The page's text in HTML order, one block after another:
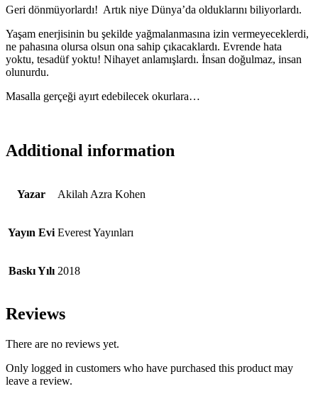
Geri dönmüyorlardı! Artık niye Dünya’da olduklarını biliyorlardı.
Yaşam enerjisinin bu şekilde yağmalanmasına izin vermeyeceklerdi,
ne pahasına olursa olsun ona sahip çıkacaklardı. Evrende hata
yoktu, tesadüf yoktu! Nihayet anlamışlardı. İnsan doğulmaz, insan
olunurdu.
Masalla gerçeği ayırt edebilecek okurlara…
Additional information
Yazar Akilah Azra Kohen
Yayın Evi Everest Yayınları
Baskı Yılı 2018
Reviews
There are no reviews yet.
Only logged in customers who have purchased this product may
leave a review.